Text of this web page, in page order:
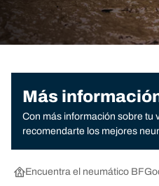
Más
Con más información sobre tu
recomendarte los mejores
Encuentra el neumático